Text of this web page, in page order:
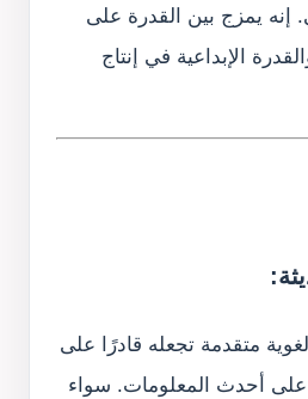
إنه يمزج بين القدرة على
الإبداعية في إنتاج
متقدمة تجعله قادرًا على
على أحدث المعلومات. سواء